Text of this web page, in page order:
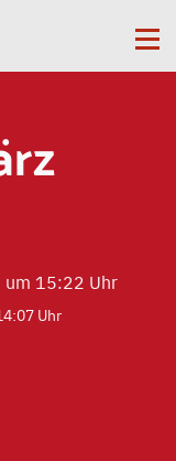
15:22 Uhr
Uhr